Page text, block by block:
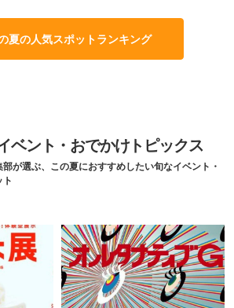
夏の人気スポットランキング
ベント・おでかけトピックス
が選ぶ、この夏におすすめしたい旬なイベント・